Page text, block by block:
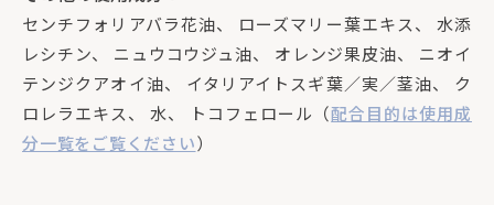
センチフォリアバラ花油、 ローズマリー葉エキス、 水添
レシチン、 ニュウコウジュ油、 オレンジ果皮油、 ニオイ
テンジクアオイ油、 イタリアイトスギ葉／実／茎油、 ク
ロレラエキス、 水、 トコフェロール（配合目的は使用成
分一覧をご覧ください）